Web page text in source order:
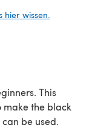
hier wissen.
This
make the black
be used.